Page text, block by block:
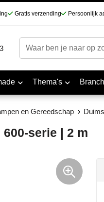
Gratis verzending Persoonlijk
Thema's
en Gereedschap
serie | 2 m